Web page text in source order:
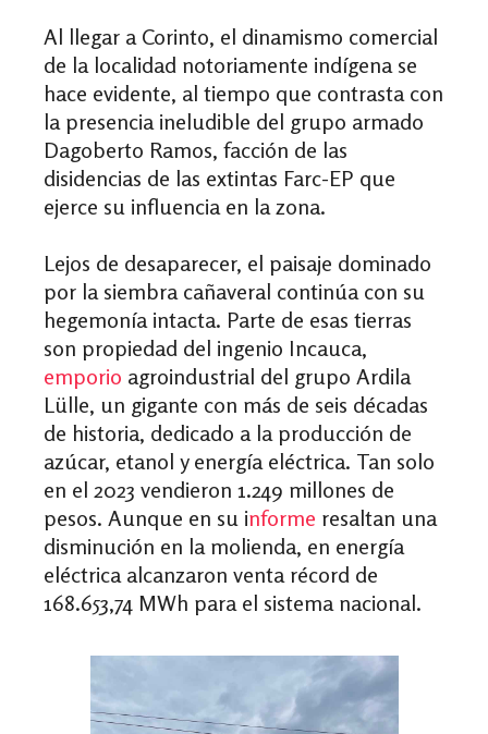
Al llegar a Corinto, el dinamismo comercial
de la localidad notoriamente indígena se
hace evidente, al tiempo que contrasta con
la presencia ineludible del grupo armado
Dagoberto Ramos, facción de las
disidencias de las extintas Farc-EP que
ejerce su influencia en la zona.
Lejos de desaparecer, el paisaje dominado
por la siembra cañaveral continúa con su
hegemonía intacta. Parte de esas tierras
son propiedad del ingenio Incauca,
emporio agroindustrial del grupo Ardila
Lülle, un gigante con más de seis décadas
de historia, dedicado a la producción de
azúcar, etanol y energía eléctrica. Tan solo
en el 2023 vendieron 1.249 millones de
pesos. Aunque en su informe resaltan una
disminución en la molienda, en energía
eléctrica alcanzaron venta récord de
168.653,74 MWh para el sistema nacional.